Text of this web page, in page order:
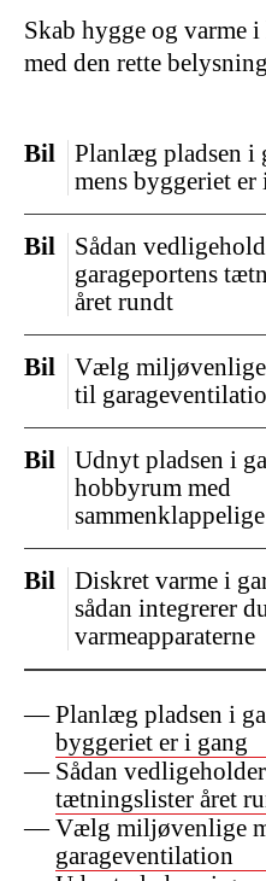
Planlæg pladsen i
byggeriet er i gang
Sådan
tætningslister året
Vælg miljøvenlige
garageventilation
Skab hygge og varme
med den rette belysning
Planlæg pladsen i
mens byggeriet er
Bil
Sådan
garageportens
året rundt
Bil
Vælg miljøvenlige
til
Bil
Udnyt pladsen i
hobbyrum med
Bil
Diskret varme i
sådan integrerer
varmeapparaterne
Bil